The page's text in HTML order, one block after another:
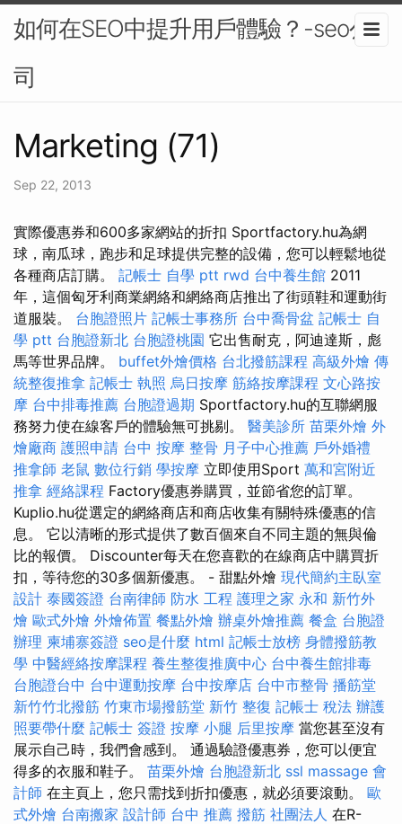
如何在SEO中提升用戶體驗？-seo公
司
Marketing (71)
Sep 22, 2013
實際優惠券和600多家網站的折扣 Sportfactory.hu為網
球，南瓜球，跑步和足球提供完整的設備，您可以輕鬆地從
各種商店訂購。 記帳士 自學 ptt rwd 台中養生館 2011
年，這個匈牙利商業網絡和網絡商店推出了街頭鞋和運動街
道服裝。 台胞證照片 記帳士事務所 台中喬骨盆 記帳士 自
學 ptt 台胞證新北 台胞證桃園 它出售耐克，阿迪達斯，彪
馬等世界品牌。 buffet外燴價格 台北撥筋課程 高級外燴 傳
統整復推拿 記帳士 執照 烏日按摩 筋絡按摩課程 文心路按
摩 台中排毒推薦 台胞證過期 Sportfactory.hu的互聯網服
務努力使在線客戶的體驗無可挑剔。 醫美診所 苗栗外燴 外
燴廠商 護照申請 台中 按摩 整骨 月子中心推薦 戶外婚禮
推拿師 老鼠 數位行銷 學按摩 立即使用Sport 萬和宮附近
推拿 經絡課程 Factory優惠券購買，並節省您的訂單。
Kuplio.hu從選定的網絡商店和商店收集有關特殊優惠的信
息。 它以清晰的形式提供了數百個來自不同主題的無與倫
比的報價。 Discounter每天在您喜歡的在線商店中購買折
扣，等待您的30多個新優惠。 - 甜點外燴 現代簡約主臥室
設計 泰國簽證 台南律師 防水 工程 護理之家 永和 新竹外
燴 歐式外燴 外燴佈置 餐點外燴 辦桌外燴推薦 餐盒 台胞證
辦理 柬埔寨簽證 seo是什麼 html 記帳士放榜 身體撥筋教
學 中醫經絡按摩課程 養生整復推廣中心 台中養生館排毒
台胞證台中 台中運動按摩 台中按摩店 台中市整骨 播筋堂
新竹竹北撥筋 竹東市場撥筋堂 新竹 整復 記帳士 稅法 辦護
照要帶什麼 記帳士 簽證 按摩 小腿 后里按摩 當您甚至沒有
展示自己時，我們會感到。 通過驗證優惠券，您可以便宜
得多的衣服和鞋子。 苗栗外燴 台胞證新北 ssl massage 會
計師 在主頁上，您只需找到折扣優惠，就必須要滾動。 歐
式外燴 台南搬家 設計師 台中 推薦 撥筋 社團法人 在R-